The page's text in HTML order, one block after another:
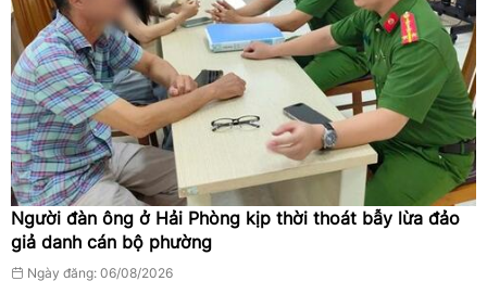
Người đàn ông ở Hải Phòng kịp thời thoát bẫy lừa đảo
giả danh cán bộ phường
Ngày đăng: 06/08/2026